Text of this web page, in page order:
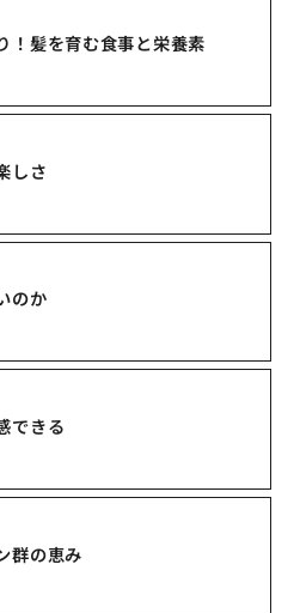
！髪を育む食事と栄養素
しさ
のか
できる
群の恵み